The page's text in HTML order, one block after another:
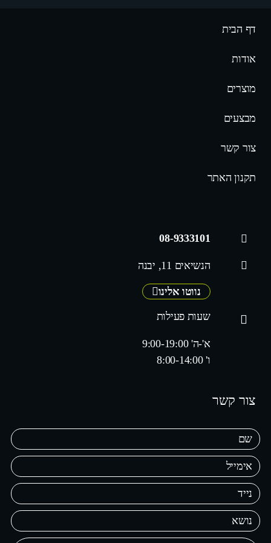
דף הבית
אודות
מוצרים
מבצעים
צור קשר
תקנון האתר
08-9333101
הנשיאים 11, יבנה
נווטו אלינו
שעות פעילות
א'-ה' 9:00-19:00
ו' 8:00-14:00
צור קשר